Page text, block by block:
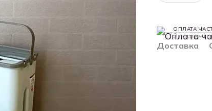
ОПЛАТА
2 платежі
Доставка